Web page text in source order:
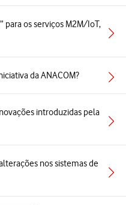
para os serviços M2M/IoT,
da ANACOM?
introduzidas pela
nos sistemas de